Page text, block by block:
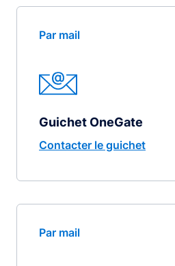
Par mail
Guichet OneGate
Contacter le guichet
Par mail